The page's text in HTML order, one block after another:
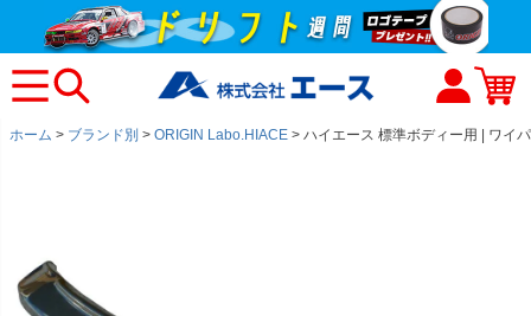
ホーム ブランド別 ORIGIN Labo.HIACE ハイエース 標準ボディー用 | ワイ